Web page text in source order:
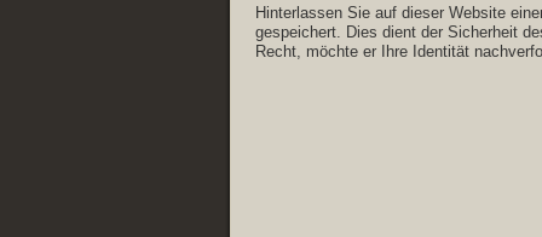
Hinterlassen Sie auf dieser Website
gespeichert. Dies dient der Sicherheit
Recht, möchte er Ihre Identität